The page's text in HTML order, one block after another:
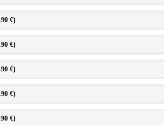
€)
€)
€)
€)
€)